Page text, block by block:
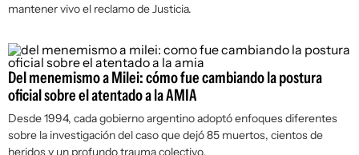
mantener vivo el reclamo de Justicia.
Del menemismo a Milei: cómo fue cambiando la postura
oficial sobre el atentado a la AMIA
Desde 1994, cada gobierno argentino adoptó enfoques diferentes
sobre la investigación del caso que dejó 85 muertos, cientos de
heridos y un profundo trauma colectivo.